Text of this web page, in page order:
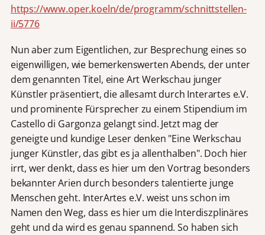
https://www.oper.koeln/de/programm/schnittstellen-
ii/5776
Nun aber zum Eigentlichen, zur Besprechung eines so
eigenwilligen, wie bemerkenswerten Abends, der unter
dem genannten Titel, eine Art Werkschau junger
Künstler präsentiert, die allesamt durch Interartes e.V.
und prominente Fürsprecher zu einem Stipendium im
Castello di Gargonza gelangt sind. Jetzt mag der
geneigte und kundige Leser denken "Eine Werkschau
junger Künstler, das gibt es ja allenthalben". Doch hier
irrt, wer denkt, dass es hier um den Vortrag besonders
bekannter Arien durch besonders talentierte junge
Menschen geht. InterArtes e.V. weist uns schon im
Namen den Weg, dass es hier um die Interdiszplinäres
geht und da wird es genau spannend. So haben sich